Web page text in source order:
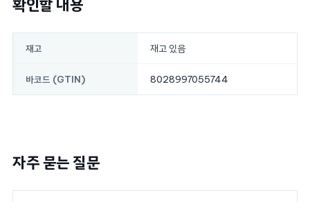
확인할 내용
재고 재고 있음
바코드 (GTIN) 8028997055744
자주 묻는 질문